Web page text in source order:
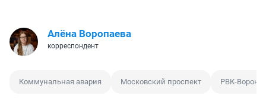
Алёна Воропаева
корреспондент
Коммунальная авария Московский проспект РВК-